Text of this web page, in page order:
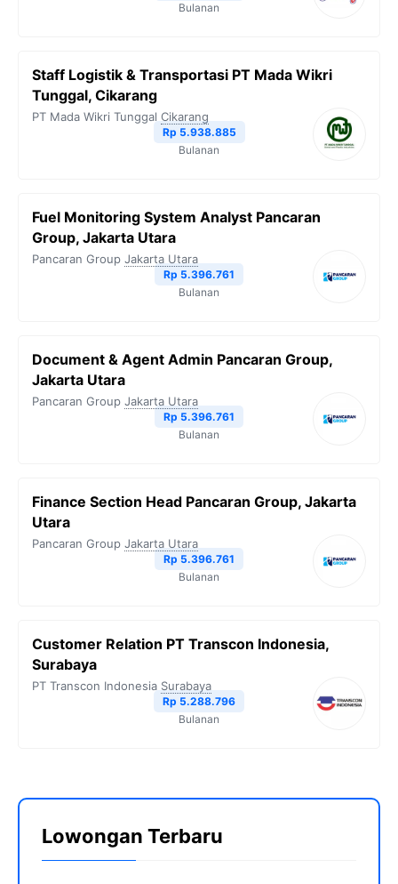
Bulanan
Staff Logistik & Transportasi PT Mada Wikri
Tunggal, Cikarang
PT Mada Wikri Tunggal Cikarang
Rp 5.938.885
Bulanan
Fuel Monitoring System Analyst Pancaran
Group, Jakarta Utara
Pancaran Group Jakarta Utara
Rp 5.396.761
Bulanan
Document & Agent Admin Pancaran Group,
Jakarta Utara
Pancaran Group Jakarta Utara
Rp 5.396.761
Bulanan
Finance Section Head Pancaran Group, Jakarta
Utara
Pancaran Group Jakarta Utara
Rp 5.396.761
Bulanan
Customer Relation PT Transcon Indonesia,
Surabaya
PT Transcon Indonesia Surabaya
Rp 5.288.796
Bulanan
Lowongan Terbaru